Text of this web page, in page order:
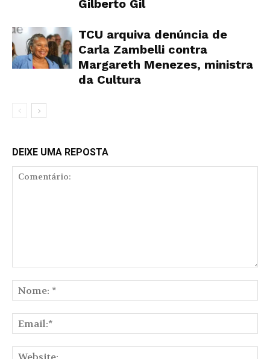
Gilberto Gil
TCU arquiva denúncia de
Carla Zambelli contra
Margareth Menezes, ministra
da Cultura
DEIXE UMA REPOSTA